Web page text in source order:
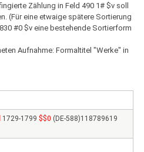
Zählung in Feld 490 1# $v soll
(Für eine etwaige spätere Sortierung
#0 $v eine bestehende Sortierform
Aufnahme: Formaltitel "Werke" in
1729-1799 $$0 (DE-588)118789619